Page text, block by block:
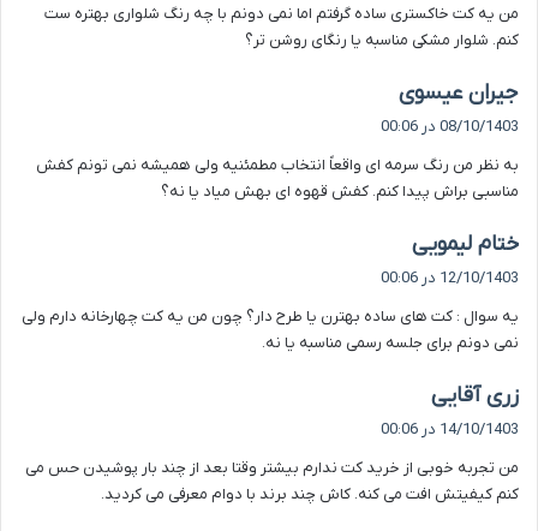
:
من یه کت خاکستری ساده گرفتم اما نمی دونم با چه رنگ شلواری بهتره ست
کنم. شلوار مشکی مناسبه یا رنگای روشن تر؟
جیران عیسوی
ف
:
08/10/1403 در 00:06
به نظر من رنگ سرمه ای واقعاً انتخاب مطمئنیه ولی همیشه نمی تونم کفش
مناسبی براش پیدا کنم. کفش قهوه ای بهش میاد یا نه؟
ختام لیمویی
ف
:
12/10/1403 در 00:06
یه سوال : کت های ساده بهترن یا طرح دار؟ چون من یه کت چهارخانه دارم ولی
نمی دونم برای جلسه رسمی مناسبه یا نه.
زری آقایی
:
14/10/1403 در 00:06
من تجربه خوبی از خرید کت ندارم بیشتر وقتا بعد از چند بار پوشیدن حس می
کنم کیفیتش افت می کنه. کاش چند برند با دوام معرفی می کردید.